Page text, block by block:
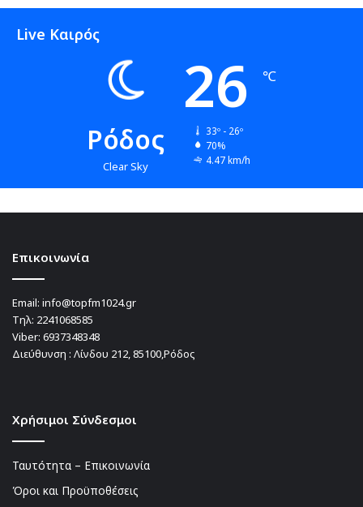
Live Καιρός
Ρόδος
Clear Sky
26 ℃
33º - 26º
70%
4.47 km/h
Επικοινωνία
Email: info@topfm1024.gr
Τηλ: 2241068585
Viber: 6937348348
Διεύθυνση : Λίνδου 212, 85100,Ρόδος
Χρήσιμοι Σύνδεσμοι
Ταυτότητα – Επικοινωνία
Όροι και Προϋποθέσεις